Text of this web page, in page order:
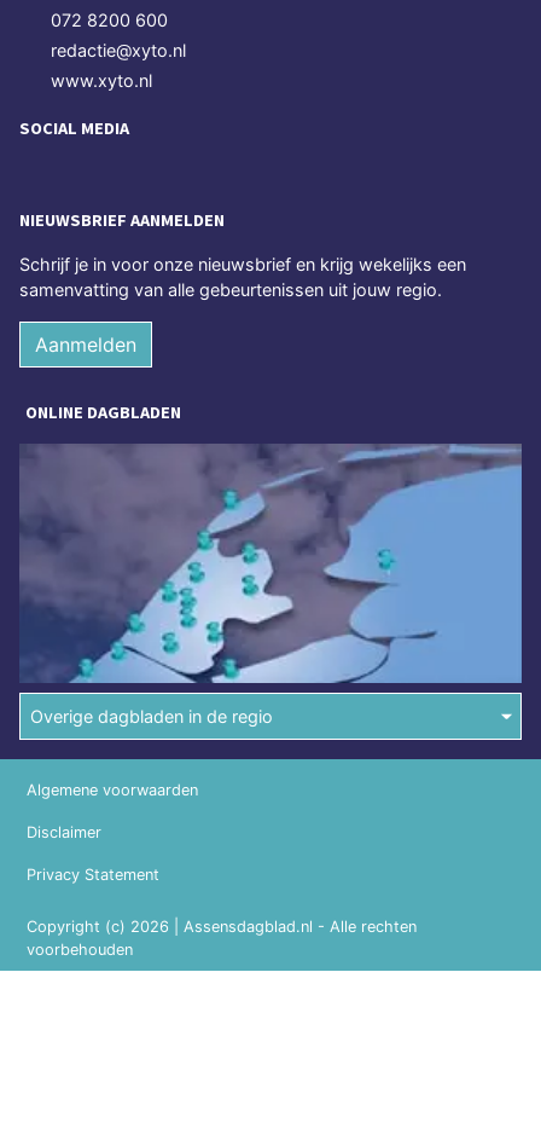
072 8200 600
redactie@xyto.nl
www.xyto.nl
SOCIAL MEDIA
NIEUWSBRIEF AANMELDEN
Schrijf je in voor onze nieuwsbrief en krijg wekelijks een
samenvatting van alle gebeurtenissen uit jouw regio.
Aanmelden
ONLINE DAGBLADEN
Overige dagbladen in de regio
Copyright (c) 2026 | Assensdagblad.nl - Alle rechten
voorbehouden
Algemene voorwaarden
Disclaimer
Privacy Statement